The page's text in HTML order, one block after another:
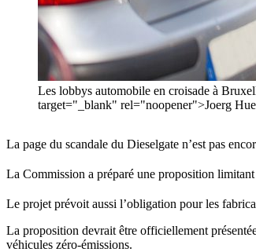
Les lobbys automobile en croisade à
target="_blank" rel="noopener">Joerg
La page du scandale du Dieselgate n’est pas
La Commission a préparé une proposition
Le projet prévoit aussi l’obligation pour les
La proposition devrait être officiellement
véhicules zéro-émissions.